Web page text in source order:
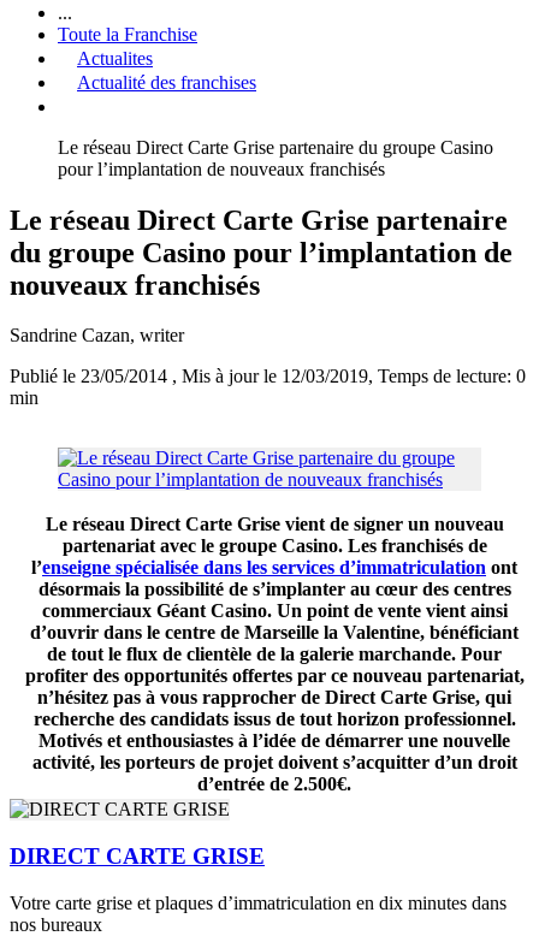
...
Toute la Franchise
Actualites
Actualité des franchises
Le réseau Direct Carte Grise partenaire du groupe Casino
pour l’implantation de nouveaux franchisés
Le réseau Direct Carte Grise partenaire
du groupe Casino pour l’implantation de
nouveaux franchisés
Sandrine Cazan, writer
Publié le 23/05/2014 , Mis à jour le 12/03/2019, Temps de lecture: 0
min
Le réseau Direct Carte Grise vient de signer un nouveau
partenariat avec le groupe Casino. Les franchisés de
l’enseigne spécialisée dans les services d’immatriculation ont
désormais la possibilité de s’implanter au cœur des centres
commerciaux Géant Casino.Un point de vente vient ainsi
d’ouvrir dans le centre de Marseille la Valentine, bénéficiant
de tout le flux de clientèle de la galerie marchande. Pour
profiter des opportunités offertes par ce nouveau partenariat,
n’hésitez pas à vous rapprocher de Direct Carte Grise, qui
recherche des candidats issus de tout horizon professionnel.
Motivés et enthousiastes à l’idée de démarrer une nouvelle
activité, les porteurs de projet doivent s’acquitter d’un droit
d’entrée de 2.500€.
DIRECT CARTE GRISE
Votre carte grise et plaques d’immatriculation en dix minutes dans
nos bureaux